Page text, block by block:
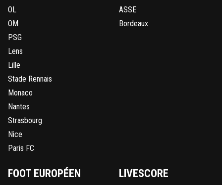
OL
OM
PSG
Lens
Lille
Stade Rennais
Monaco
Nantes
Strasbourg
Nice
Paris FC
ASSE
Bordeaux
FOOT EUROPÉEN LIVESCORE